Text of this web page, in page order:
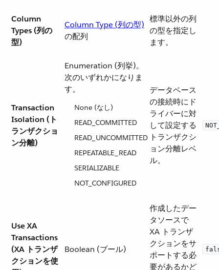
Column
Types (列の
型)
Column Type (列の型)
の配列
標準以外の列
の型を指定し
ます。
Transaction
Isolation (ト
ランザクショ
ン分離)
Enumeration (列挙)。
次のいずれかになりま
す。
None (なし)
READ_COMMITTED​
READ_UNCOMMITTED​
REPEATABLE_READ​
SERIALIZABLE
NOT_CONFIGURED
データベース
の接続時にド
ライバーに対
して設定する
トランザクシ
ョン分離レベ
ル。
Use XA
Transactions
(XA トランザ
クションを使
Boolean (ブール)
作成したデー
タソースで
XA トランザ
クションをサ
ポートする必
要があるかど